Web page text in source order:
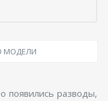
МОДЕЛИ
появились разводы,